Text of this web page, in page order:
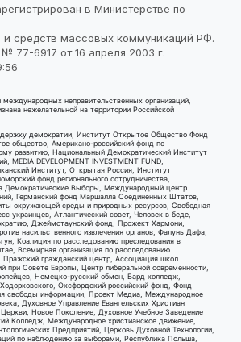
в Министерстве по
и средств массовых коммуникаций РФ.
77-6917 от 16 апреля 2003 г.